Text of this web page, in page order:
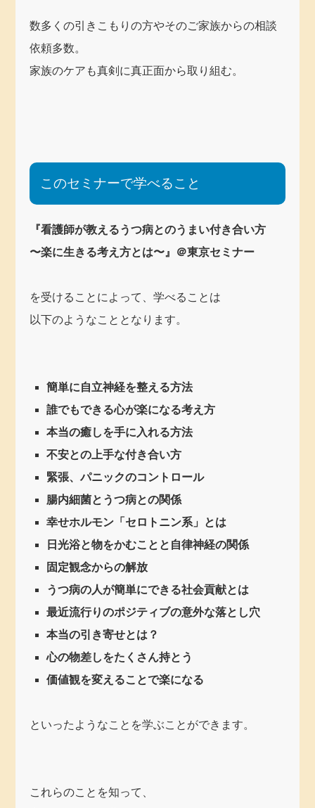
数多くの引きこもりの方やそのご家族からの相談
依頼多数。
家族のケアも真剣に真正面から取り組む。
このセミナーで学べること
『看護師が教えるうつ病とのうまい付き合い方
〜楽に生きる考え方とは〜』＠東京セミナー
を受けることによって、学べることは
以下のようなこととなります。
簡単に自立神経を整える方法
誰でもできる心が楽になる考え方
本当の癒しを手に入れる方法
不安との上手な付き合い方
緊張、パニックのコントロール
腸内細菌とうつ病との関係
幸せホルモン「セロトニン系」とは
日光浴と物をかむことと自律神経の関係
固定観念からの解放
うつ病の人が簡単にできる社会貢献とは
最近流行りのポジティブの意外な落とし穴
本当の引き寄せとは？
心の物差しをたくさん持とう
価値観を変えることで楽になる
といったようなことを学ぶことができます。
これらのことを知って、